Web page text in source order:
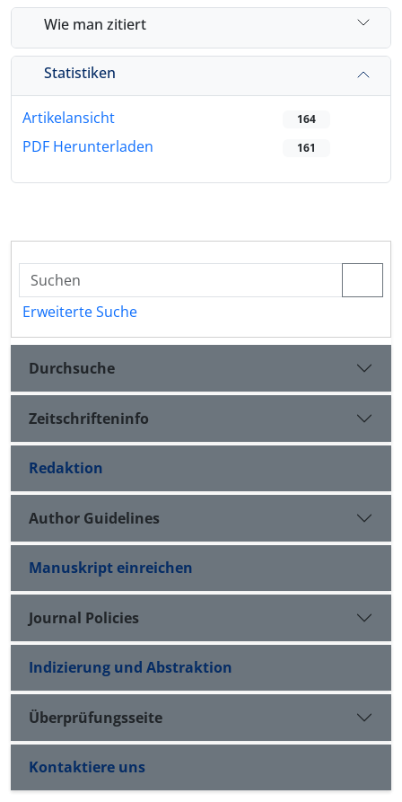
Wie man zitiert
Statistiken
Artikelansicht 164
PDF Herunterladen 161
Erweiterte Suche
Durchsuche
Zeitschrifteninfo
Redaktion
Author Guidelines
Manuskript einreichen
Journal Policies
Indizierung und Abstraktion
Überprüfungsseite
Kontaktiere uns